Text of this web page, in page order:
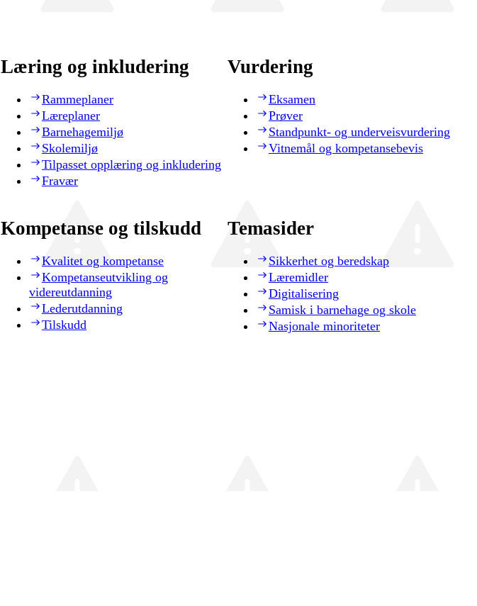
Læring og inkludering
Rammeplaner
Læreplaner
Barnehagemiljø
Skolemiljø
Tilpasset opplæring og inkludering
Fravær
Vurdering
Eksamen
Prøver
Standpunkt- og underveisvurdering
Vitnemål og kompetansebevis
Kompetanse og tilskudd
Kvalitet og kompetanse
Kompetanseutvikling og
videreutdanning
Lederutdanning
Tilskudd
Temasider
Sikkerhet og beredskap
Læremidler
Digitalisering
Samisk i barnehage og skole
Nasjonale minoriteter